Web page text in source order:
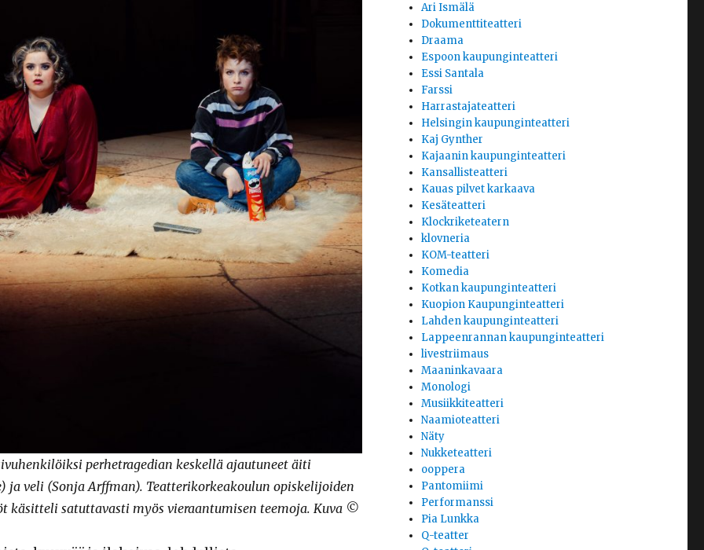
perhetragedian keskellä ajautuneet äiti
ja veli (Sonja Arffman). Teatterikorkeakoulun opiskelijoiden
käsitteli satuttavasti myös vieraantumisen teemoja. Kuva ©
Ari Ismälä
Dokumenttiteatteri
Draama
Espoon kaupunginteatteri
Essi Santala
Farssi
Harrastajateatteri
Helsingin kaupunginteatteri
Kaj Gynther
Kajaanin kaupunginteatteri
Kansallisteatteri
Kauas pilvet karkaava
Kesäteatteri
Klockriketeatern
klovneria
KOM-teatteri
Komedia
Kotkan kaupunginteatteri
Kuopion Kaupunginteatteri
Lahden kaupunginteatteri
Lappeenrannan kaupunginteatteri
livestriimaus
Maaninkavaara
Monologi
Musiikkiteatteri
Naamioteatteri
Näty
Nukketeatteri
ooppera
Pantomiimi
Performanssi
Pia Lunkka
Q-teatter